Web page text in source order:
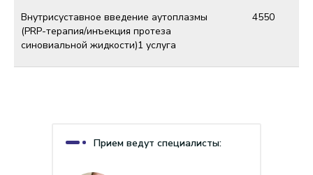
Внутрисуставное введение аутоплазмы
(PRP-терапия/инъекция протеза
синовиальной жидкости)1 услуга
4550
Прием ведут специалисты: